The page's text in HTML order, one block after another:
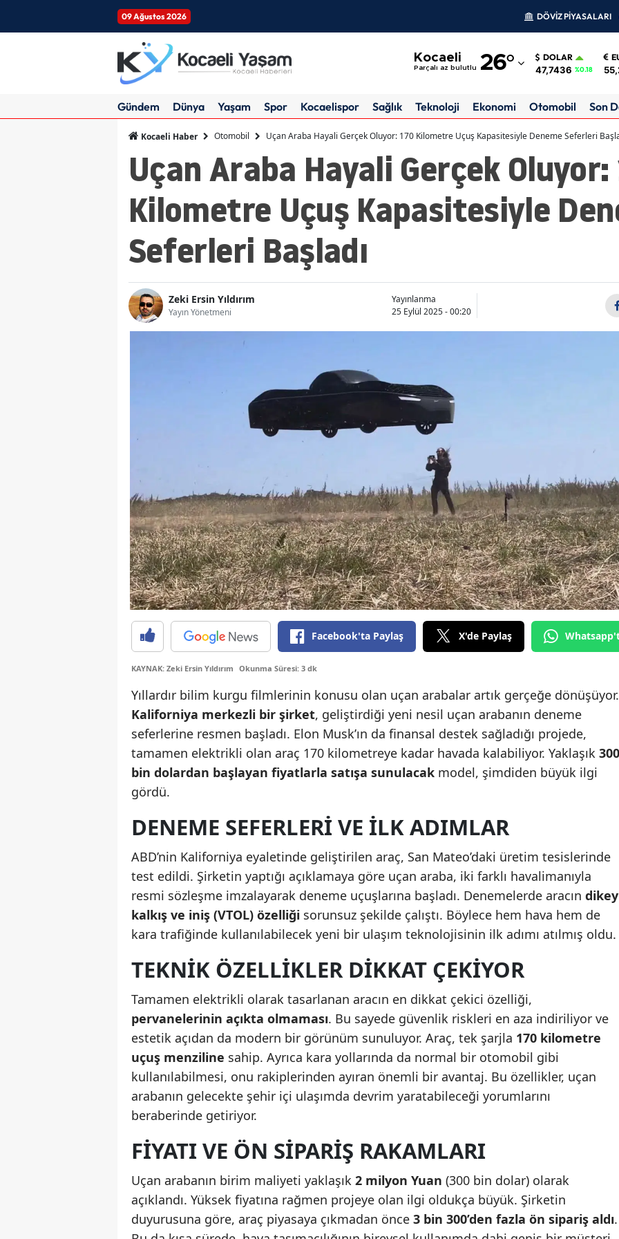
09 Ağustos 2026 DÖVİZ PİYASALARI
Kocaeli
Parçalı az bulutlu 26°
Adıyaman
Ankara
Antalya
Balıkesir
Bitlis
Bolu
Burdur
Bursa
Çanakkale
Çankırı
Çorum
Denizli
Diyarbakır
Edirne
Erzincan
Erzurum
Eskişehir
Gaziantep
Gümüşhane
Hakkari
Hatay
Isparta
İstanbul
İzmir
Kars
Kastamonu
Kayseri
Kırşehir
Kocaeli
Konya
Kütahya
DOLAR
47,7436 %0.18
Gündem Dünya Yaşam Spor Kocaelispor Sağlık Teknoloji Ekonomi Otomobil Son
Kocaeli Haber Otomobil Uçan Araba Hayali Gerçek Oluyor: 170 Kilometre Uçuş Kapasitesiyle Deneme Seferleri
Uçan Araba Hayali Gerçek
Kilometre Uçuş Kapasitesiyle
Seferleri Başladı
Zeki Ersin Yıldırım
Yayın Yönetmeni
Yayınlanma
25 Eylül 2025 - 00:20
Facebook'ta Paylaş X'de Paylaş
KAYNAK: Zeki Ersin Yıldırım Okunma Süresi: 3 dk
Yıllardır bilim kurgu filmlerinin konusu olan uçan arabalar artık gerçeğe dönüşüyor.
Kaliforniya merkezli bir şirket, geliştirdiği yeni nesil uçan arabanın deneme
seferlerine resmen başladı. Elon Musk’ın da finansal destek sağladığı projede,
tamamen elektrikli olan araç 170 kilometreye kadar havada kalabiliyor. Yaklaşık 300
bin dolardan başlayan fiyatlarla satışa sunulacak model, şimdiden büyük ilgi
gördü.
DENEME SEFERLERI VE İLK ADIMLAR
ABD’nin Kaliforniya eyaletinde geliştirilen araç, San Mateo’daki üretim tesislerinde
test edildi. Şirketin yaptığı açıklamaya göre uçan araba, iki farklı havalimanıyla
resmi sözleşme imzalayarak deneme uçuşlarına başladı. Denemelerde aracın dikey
kalkış ve iniş (VTOL) özelliği sorunsuz şekilde çalıştı. Böylece hem hava hem de
kara trafiğinde kullanılabilecek yeni bir ulaşım teknolojisinin ilk adımı atılmış oldu.
TEKNIK ÖZELLIKLER DIKKAT ÇEKIYOR
Tamamen elektrikli olarak tasarlanan aracın en dikkat çekici özelliği,
pervanelerinin açıkta olmaması. Bu sayede güvenlik riskleri en aza indiriliyor ve
estetik açıdan da modern bir görünüm sunuluyor. Araç, tek şarjla 170 kilometre
uçuş menziline sahip. Ayrıca kara yollarında da normal bir otomobil gibi
kullanılabilmesi, onu rakiplerinden ayıran önemli bir avantaj. Bu özellikler, uçan
arabanın gelecekte şehir içi ulaşımda devrim yaratabileceği yorumlarını
beraberinde getiriyor.
FIYATI VE ÖN SIPARIŞ RAKAMLARI
Uçan arabanın birim maliyeti yaklaşık 2 milyon Yuan (300 bin dolar) olarak
açıklandı. Yüksek fiyatına rağmen projeye olan ilgi oldukça büyük. Şirketin
duyurusuna göre, araç piyasaya çıkmadan önce 3 bin 300’den fazla ön sipariş aldı.